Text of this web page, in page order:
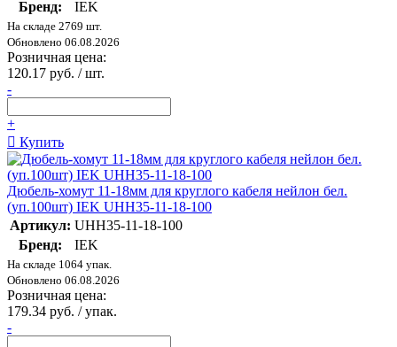
Бренд:
IEK
На складе 2769 шт.
Обновлено 06.08.2026
Розничная цена:
120.17 руб. / шт.
-
+
Купить
Дюбель-хомут 11-18мм для круглого кабеля нейлон бел.
(уп.100шт) IEK UHH35-11-18-100
Артикул: UHH35-11-18-100
Бренд:
IEK
На складе 1064 упак.
Обновлено 06.08.2026
Розничная цена:
179.34 руб. / упак.
-